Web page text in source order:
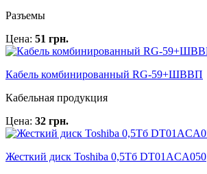
Разъемы
Цена: 51 грн.
Кабель комбинированный RG-59+ШВВП
Кабельная продукция
Цена: 32 грн.
Жесткий диск Toshiba 0,5Тб DT01ACA050